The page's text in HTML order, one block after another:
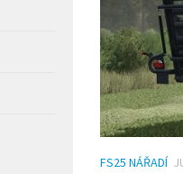
FS25 NÁŘADÍ